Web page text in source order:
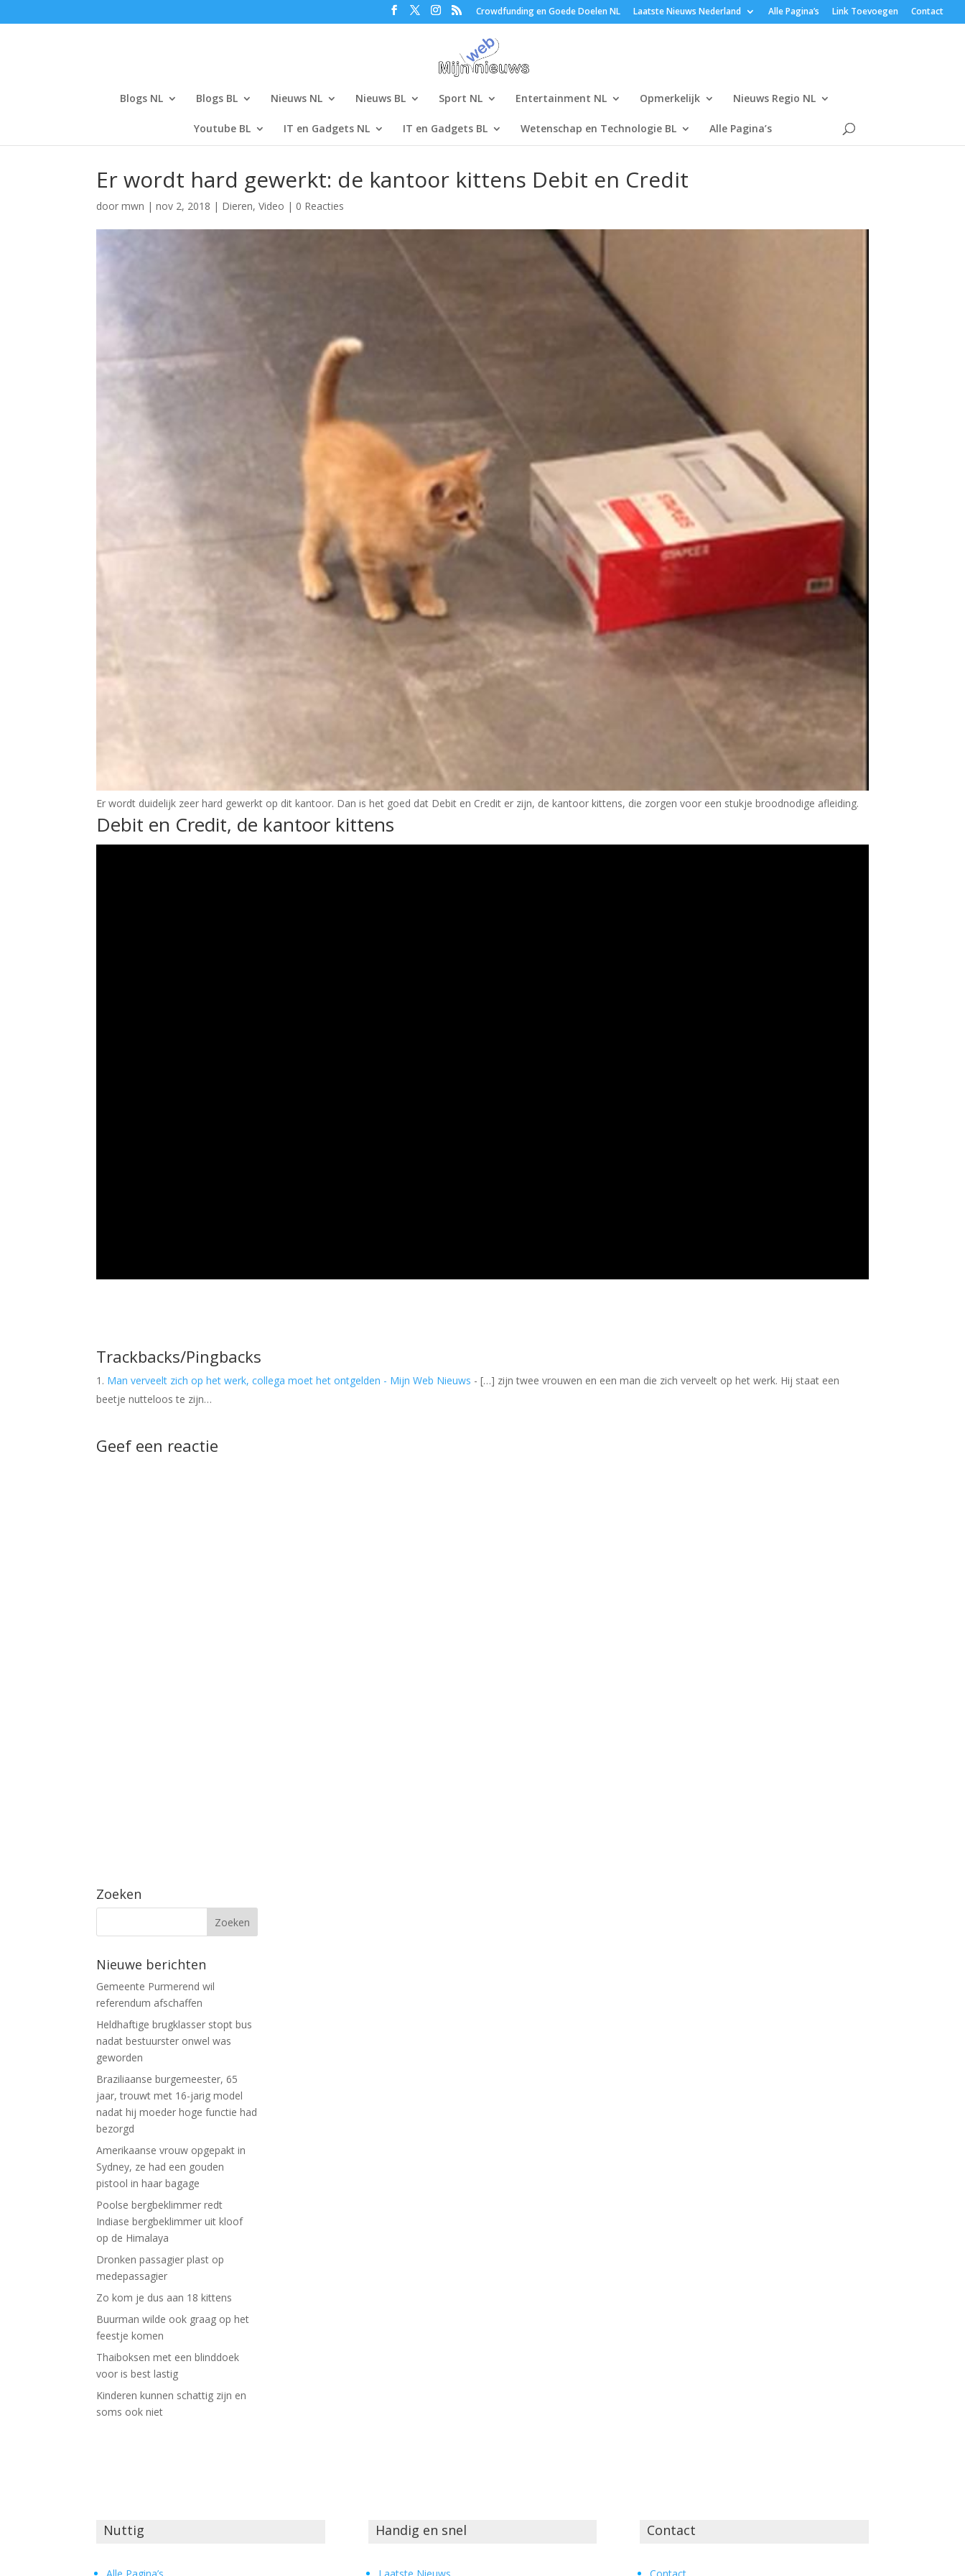
Crowdfunding en Goede Doelen NL Laatste Nieuws Nederland Alle Pagina’s Link Toevoegen Contact
Blogs NL Blogs BL Nieuws NL Nieuws BL Sport NL Entertainment NL Opmerkelijk Nieuws Regio NL
Youtube BL IT en Gadgets NL IT en Gadgets BL Wetenschap en Technologie BL Alle Pagina’s
Er wordt hard gewerkt: de kantoor kittens Debit en Credit
doormwn |nov 2, 2018 | Dieren,Video | 0 Reacties
Er wordt duidelijk zeer hard gewerkt op dit kantoor. Dan is het goed dat Debit en Credit er zijn, de kantoor kittens, die zorgen voor een stukje broodnodige afleiding.
Debit en Credit, de kantoor kittens
Trackbacks/Pingbacks
Man verveelt zich op het werk, collega moet het ontgelden - Mijn Web Nieuws - […] zijn twee vrouwen en een man die zich verveelt op het werk. Hij staat een
beetje nutteloos te zijn…
Geef een reactie
Zoeken
Nieuwe berichten
Gemeente Purmerend wil
referendum afschaffen
Heldhaftige brugklasser stopt bus
nadat bestuurster onwel was
geworden
Braziliaanse burgemeester, 65
jaar, trouwt met 16-jarig model
nadat hij moeder hoge functie had
bezorgd
Amerikaanse vrouw opgepakt in
Sydney, ze had een gouden
pistool in haar bagage
Poolse bergbeklimmer redt
Indiase bergbeklimmer uit kloof
op de Himalaya
Dronken passagier plast op
medepassagier
Zo kom je dus aan 18 kittens
Buurman wilde ook graag op het
feestje komen
Thaiboksen met een blinddoek
voor is best lastig
Kinderen kunnen schattig zijn en
soms ook niet
Nuttig Handig en snel Contact